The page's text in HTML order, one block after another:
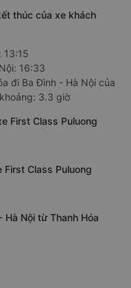
thúc của xe khách
13:15
16:33
đi Ba Đình - Hà Nội của
khoảng: 3.3 giờ
First Class Puluong
First Class Puluong
Nội từ Thanh Hóa